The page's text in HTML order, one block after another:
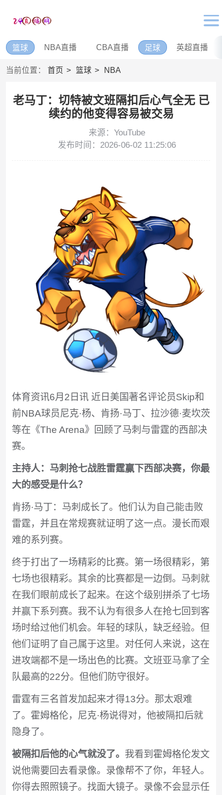
篮球 NBA直播 CBA直播 足球 英超直播
当前位置： 首页 篮球 NBA
老马丁：切特被文班隔扣后心气全无 已
续约的他变得容易被交易
来源：YouTube
发布时间：2026-06-02 11:25:06
体育资讯6月2日讯 近日美国著名评论员Skip和
前NBA球员尼克·杨、肯扬·马丁、拉沙德·麦坎茨
等在《The Arena》回顾了马刺与雷霆的西部决
赛。
主持人：马刺抢七战胜雷霆赢下西部决赛，你最
大的感受是什么？
肯扬·马丁：马刺成长了。他们认为自己能击败
雷霆，并且在常规赛就证明了这一点。漫长而艰
难的系列赛。
终于打出了一场精彩的比赛。第一场很精彩，第
七场也很精彩。其余的比赛都是一边倒。马刺就
在我们眼前成长了起来。在这个级别拼杀了七场
并赢下系列赛。我不认为有很多人在抢七回到客
场时给过他们机会。年轻的球队，缺乏经验。但
他们证明了自己属于这里。对任何人来说，这在
进攻端都不是一场出色的比赛。文班亚马拿了全
队最高的22分。但他们防守很好。
雷霆有三名首发加起来才得13分。那太艰难
了。霍姆格伦，尼克·杨说得对，他被隔扣后就
隐身了。
被隔扣后他的心气就没了。 我看到霍姆格伦发文
说他需要回去看录像。录像帮不了你，年轻人。
你得去照照镜子。找面大镜子。录像不会显示任